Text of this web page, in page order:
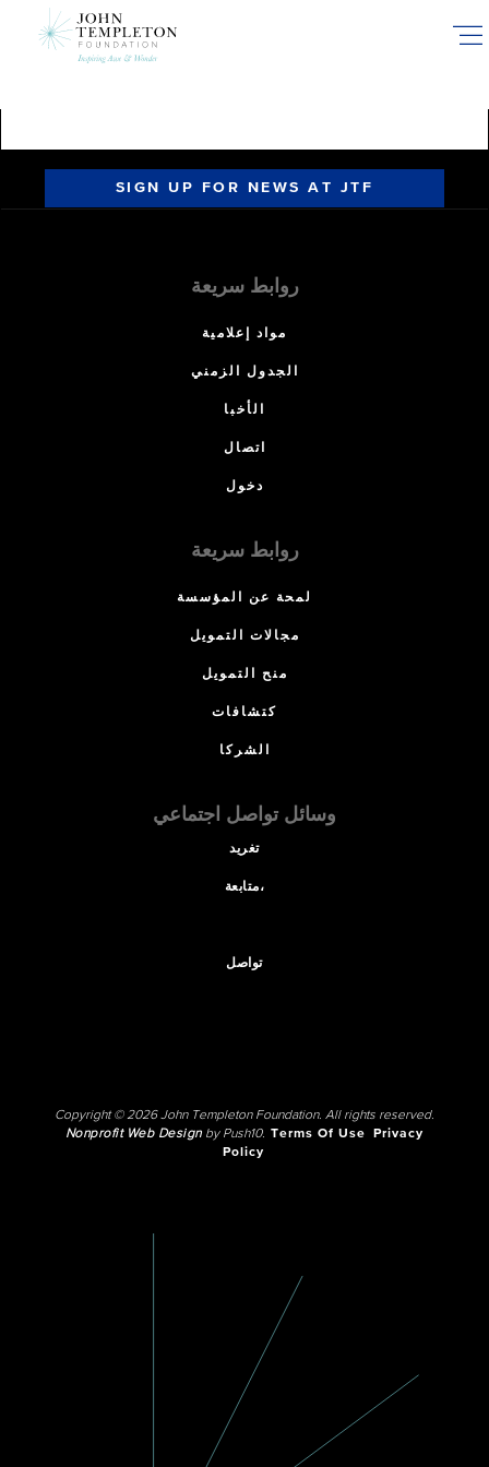
SIGN UP FOR NEWS AT JTF
روابط سريعة
مواد إعلامية
الجدول الزمني
الأخبا
اتصال
دخول
روابط سريعة
لمحة عن المؤسسة
مجالات التمويل
منح التمويل
كتشافات
الشركا
وسائل تواصل اجتماعي
تغريد
متابعة،
تواصل
Copyright © 2026 John Templeton Foundation. All rights reserved.
Nonprofit Web Designby Push10. Terms Of Use
Privacy
Policy